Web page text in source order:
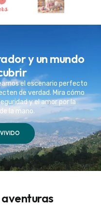
y un mundo
el escenario perfecto
de verdad. Mira cómo
y el amor por la
la mano.
VIVIDO